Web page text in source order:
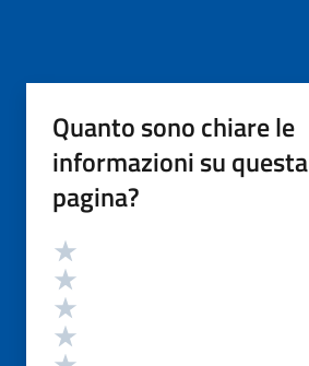
Quanto sono chiare le
informazioni su questa
pagina?
Valutazione